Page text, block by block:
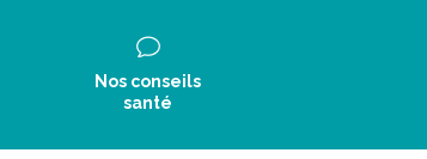
Nos conseils
santé